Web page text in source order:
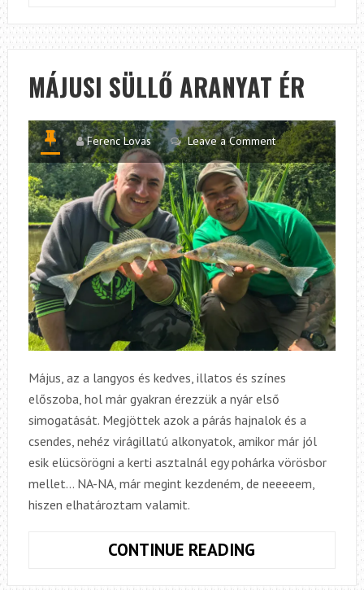
MÁJUSI SÜLLŐ ARANYAT ÉR
Ferenc Lovas Leave a Comment
Május, az a langyos és kedves, illatos és színes
előszoba, hol már gyakran érezzük a nyár első
simogatását. Megjöttek azok a párás hajnalok és a
csendes, nehéz virágillatú alkonyatok, amikor már jól
esik elücsörögni a kerti asztalnál egy pohárka vörösbor
mellet… NA-NA, már megint kezdeném, de neeeeem,
hiszen elhatároztam valamit.
CONTINUE READING